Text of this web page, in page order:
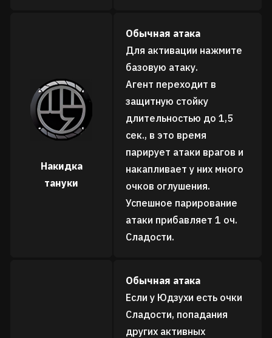
Накидка
тануки
Обычная атака
Для активации нажмите
базовую атаку.
Агент переходит в
защитную стойку
длительностью до 1,5
сек., в это время
парирует атаки врагов и
накапливает у них много
очков оглушения.
Успешное парирование
атаки прибавляет 1 оч.
Сладости.
Обычная атака
Если у Юдзухи есть очки
Сладости, попадания
других активных